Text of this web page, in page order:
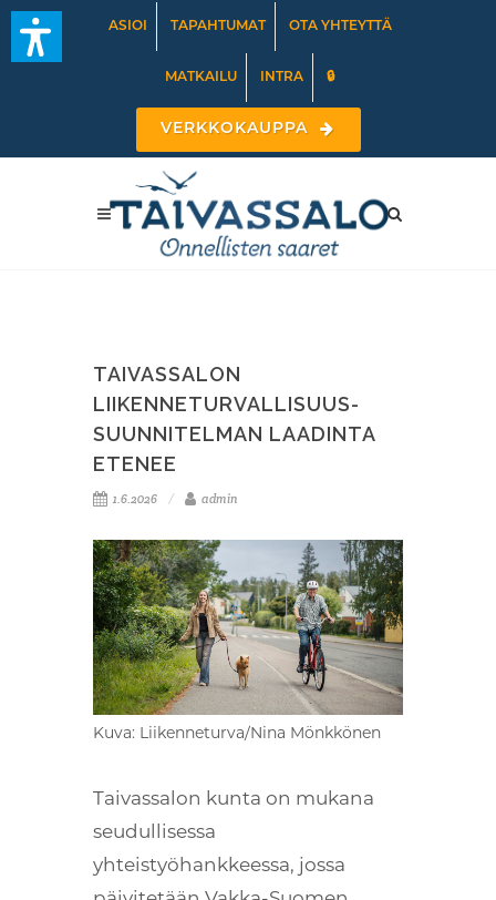
ASIOI TAPAHTUMAT OTA YHTEYTTÄ
MATKAILU INTRA 🔒
VERKKOKAUPPA
TAIVASSALON
LIIKENNETURVALLISUUS-
SUUNNITELMAN LAADINTA
ETENEE
1.6.2026 admin
Kuva: Liikenneturva/Nina Mönkkönen
Taivassalon kunta on mukana
seudullisessa
yhteistyöhankkeessa, jossa